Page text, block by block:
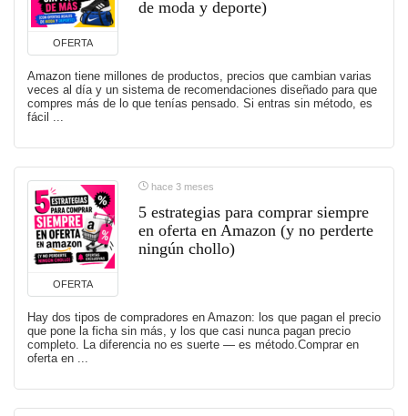
OFERTA
de moda y deporte)
Amazon tiene millones de productos, precios que cambian varias
veces al día y un sistema de recomendaciones diseñado para que
compres más de lo que tenías pensado. Si entras sin método, es
fácil ...
OFERTA
hace 3 meses
5 estrategias para comprar siempre
en oferta en Amazon (y no perderte
ningún chollo)
Hay dos tipos de compradores en Amazon: los que pagan el precio
que pone la ficha sin más, y los que casi nunca pagan precio
completo. La diferencia no es suerte — es método.Comprar en
oferta en ...